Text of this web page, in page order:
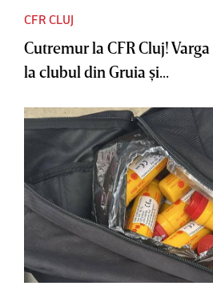
CFR CLUJ
Cutremur la CFR Cluj!
la clubul din Gruia şi...